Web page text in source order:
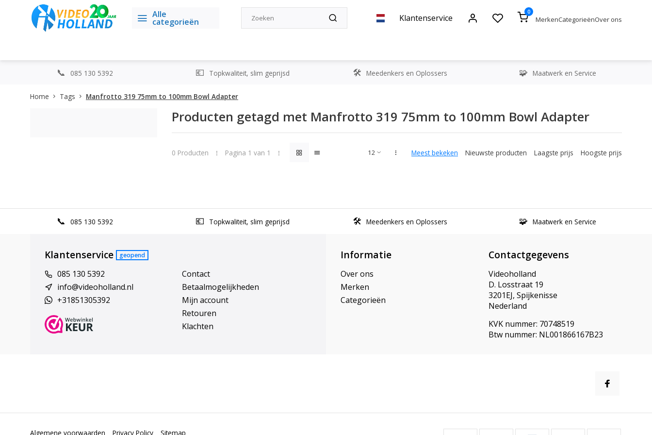
Alle
categorieën Klantenservice
0
MerkenCategorieënOver ons
085 130 5392 Topkwaliteit, slim geprijsd Meedenkers en Oplossers Maatwerk en Service
Home Tags Manfrotto 319 75mm to 100mm Bowl Adapter
Producten getagd met Manfrotto 319 75mm to 100mm Bowl Adapter
0 Producten Pagina 1 van 1 Meest bekeken Nieuwste producten Laagste prijs Hoogste prijs
085 130 5392 Topkwaliteit, slim geprijsd Meedenkers en Oplossers Maatwerk en Service
Klantenservice geopend
085 130 5392
info@videoholland.nl
+31851305392
Contact
Betaalmogelijkheden
Mijn account
Retouren
Klachten
Informatie
Over ons
Merken
Categorieën
Contactgegevens
Videoholland
D. Losstraat 19
3201EJ, Spijkenisse
Nederland
KVK nummer: 70748519
Btw nummer: NL001866167B23
Algemene voorwaarden Privacy Policy Sitemap